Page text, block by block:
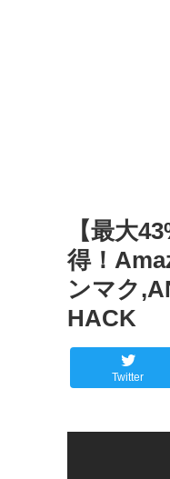
【最大
得！
ンマク
HACK
Twitter